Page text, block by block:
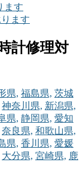
ます
ます
計修理対
県, 福島県, 茨城
神奈川県, 新潟県,
県, 静岡県, 愛知
奈良県, 和歌山県,
県, 香川県, 愛媛
大分県, 宮崎県, 鹿